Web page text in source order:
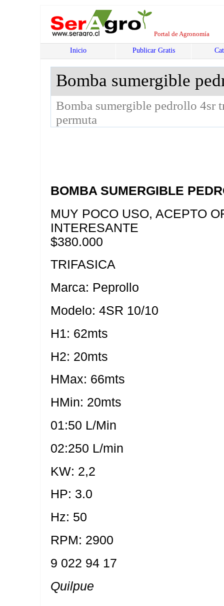
Portal de Agronomía
Inicio Publicar Gratis
Bomba sumergible
Bomba sumergible pedrollo 4sr
permuta
BOMBA SUMERGIBLE
MUY POCO USO, ACEPTO
INTERESANTE
$380.000
TRIFASICA
Marca: Peprollo
Modelo: 4SR 10/10
H1: 62mts
H2: 20mts
HMax: 66mts
HMin: 20mts
01:50 L/Min
02:250 L/min
KW: 2,2
HP: 3.0
Hz: 50
RPM: 2900
9 022 94 17
Quilpue